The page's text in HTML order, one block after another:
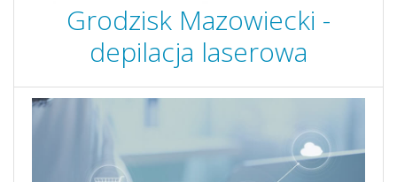
Grodzisk Mazowiecki -
depilacja laserowa